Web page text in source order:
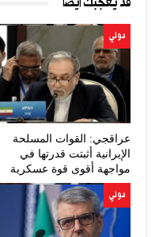
دولي
عراقجي: القوات المسلحة
الإيرانية أثبتت قدرتها في
مواجهة أقوى قوة عسكرية
بالعالم
دولي